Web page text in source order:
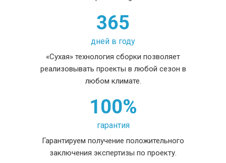
365
дней в году
«Сухая» технология сборки позволяет
реализовывать проекты в любой сезон в
любом климате.
100%
гарантия
Гарантируем получение положительного
заключения экспертизы по проекту.